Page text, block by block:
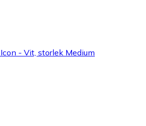
- Vit, storlek Medium